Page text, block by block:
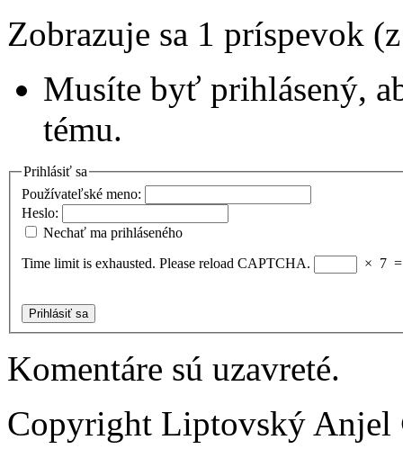
Zobrazuje sa 1 príspevok
Musíte byť prihlásený,
tému.
Prihlásiť sa
Používateľské meno:
Heslo:
Nechať ma prihláseného
Time limit is exhausted. Please reload CAPTCHA.
× 7
Prihlásiť sa
Komentáre sú uzavreté.
Copyright Liptovský Anjel